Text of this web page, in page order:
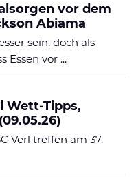
vor dem
Abiama
sein, doch als
Essen vor ...
Wett-Tipps,
Verl treffen am 37.